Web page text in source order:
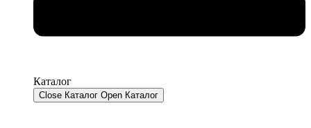
Каталог
Close Каталог Open Каталог